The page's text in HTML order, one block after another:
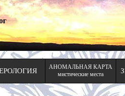
АНОМАЛЬНАЯ КАРТА
мистические места